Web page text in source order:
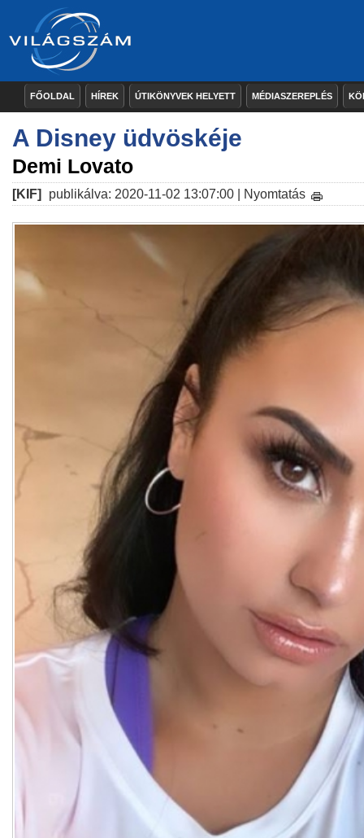
FŐOLDAL HÍREK ÚTIKÖNYVEK HELYETT MÉDIASZEREPLÉS
A Disney üdvöskéje
Demi Lovato
[KIF] publikálva: 2020-11-02 13:07:00 | Nyomtatás